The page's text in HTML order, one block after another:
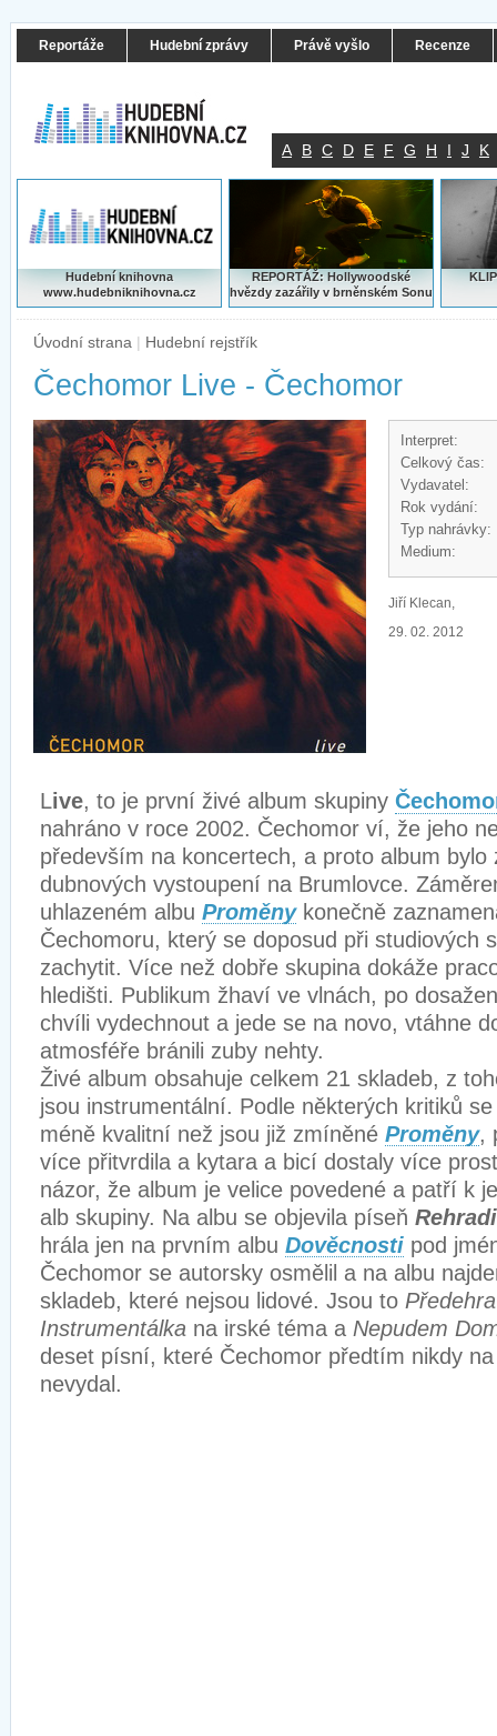
Reportáže Hudební zprávy Právě vyšlo Recenze
A B C D E F G H I J K
Hudební knihovna
www.hudebniknihovna.cz
REPORTÁŽ: Hollywoodské
hvězdy zazářily v brněnském Sonu
Úvodní strana | Hudební rejstřík
Čechomor Live - Čechomor
Interpret:
Celkový čas:
Vydavatel:
Rok vydání:
Typ nahrávky:
Medium:
Jiří Klecan,
29. 02. 2012
Live, to je první živé album skupiny
nahráno v roce 2002. Čechomor ví, že jeho
především na koncertech, a proto album bylo
dubnových vystoupení na Brumlovce.
uhlazeném albu Proměnykonečně
Čechomoru, který se doposud při studiových
zachytit. Více než dobře skupina dokáže
hledišti. Publikum žhaví ve vlnách, po
chvíli vydechnout a jede se na novo, vtáhne
atmosféře bránili zuby nehty.
Živé album obsahuje celkem 21 skladeb, z
jsou instrumentální. Podle některých kritiků
méně kvalitní než jsou již zmíněné Proměny,
více přitvrdila a kytara a bicí dostaly více
názor, že album je velice povedené a patří k
alb skupiny. Na albu se objevila píseň
hrála jen na prvním albu Dověcnosti pod
Čechomor se autorsky osmělil a na albu
skladeb, které nejsou lidové. Jsou to Předehra
Instrumentálka na irské téma a Nepudem
deset písní, které Čechomor předtím nikdy
nevydal.